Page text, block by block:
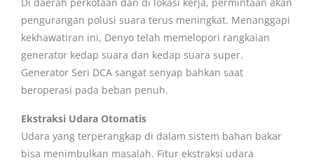
pengurangan polusi suara terus meningkat. Menanggapi
kekhawatiran ini, Denyo telah memelopori rangkaian
generator kedap suara dan kedap suara super.
Generator Seri DCA sangat senyap bahkan saat
beroperasi pada beban penuh.
Ekstraksi Udara Otomatis
Udara yang terperangkap di dalam sistem bahan bakar
bisa menimbulkan masalah. Fitur ekstraksi udara